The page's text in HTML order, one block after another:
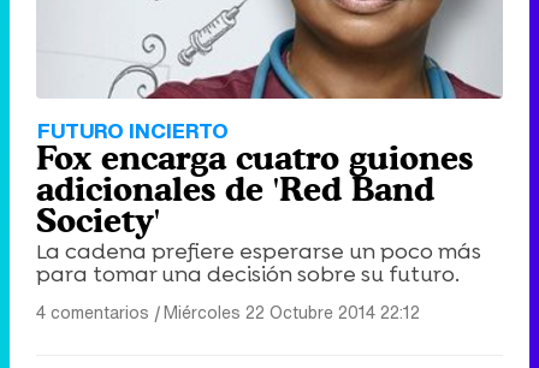
FUTURO INCIERTO
Fox encarga cuatro guiones
adicionales de 'Red Band
Society'
La cadena prefiere esperarse un poco más
para tomar una decisión sobre su futuro.
4 comentarios |Miércoles 22 Octubre 2014 22:12